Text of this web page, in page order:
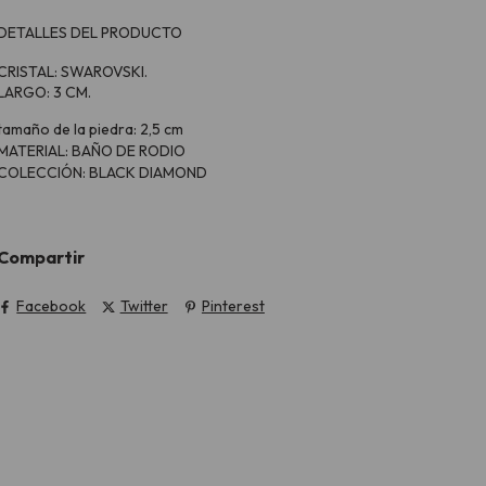
DEL PRODUCTO
SWAROVSKI.
3 CM.
de la piedra: 2,5 cm
BAÑO DE RODIO
BLACK DIAMOND
Facebook Twitter Pinterest